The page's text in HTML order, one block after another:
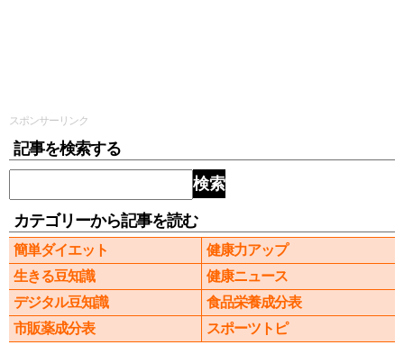
スポンサーリンク
記事を検索する
検索
カテゴリーから記事を読む
簡単ダイエット
健康力アップ
生きる豆知識
健康ニュース
デジタル豆知識
食品栄養成分表
市販薬成分表
スポーツトピ